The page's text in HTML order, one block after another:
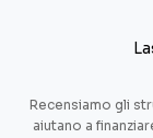
Recensiamo gli
aiutano a